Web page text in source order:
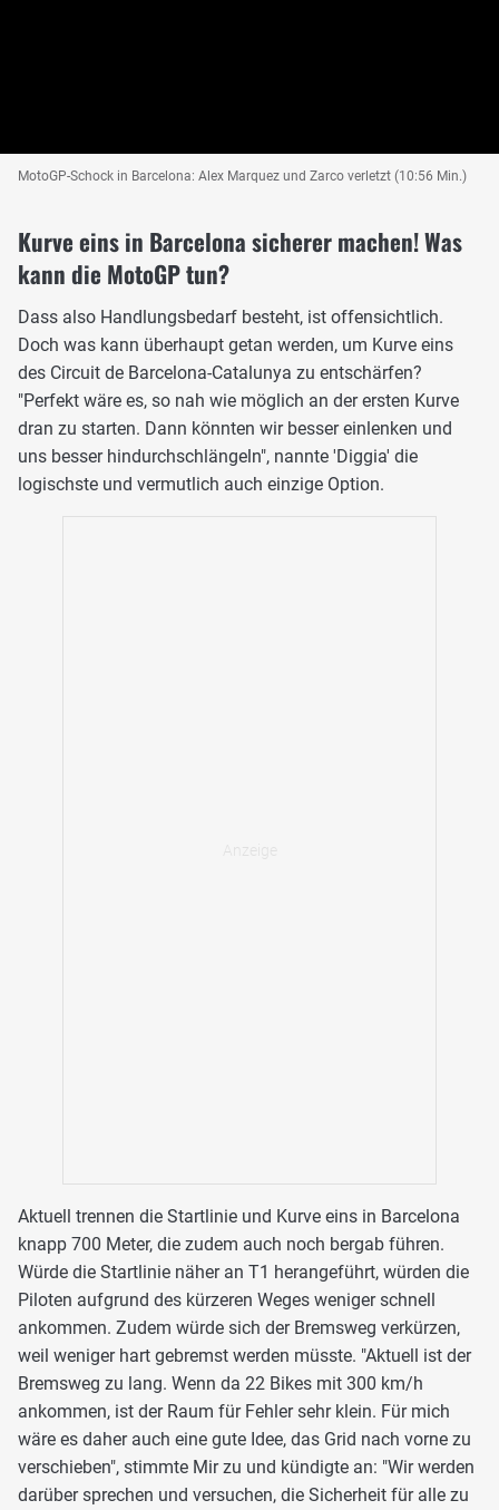
MotoGP-Schock in Barcelona: Alex Marquez und Zarco verletzt (10:56 Min.)
Kurve eins in Barcelona sicherer machen! Was
kann die MotoGP tun?
Dass also Handlungsbedarf besteht, ist offensichtlich.
Doch was kann überhaupt getan werden, um Kurve eins
des Circuit de Barcelona-Catalunya zu entschärfen?
"Perfekt wäre es, so nah wie möglich an der ersten Kurve
dran zu starten. Dann könnten wir besser einlenken und
uns besser hindurchschlängeln", nannte 'Diggia' die
logischste und vermutlich auch einzige Option.
Aktuell trennen die Startlinie und Kurve eins in Barcelona
knapp 700 Meter, die zudem auch noch bergab führen.
Würde die Startlinie näher an T1 herangeführt, würden die
Piloten aufgrund des kürzeren Weges weniger schnell
ankommen. Zudem würde sich der Bremsweg verkürzen,
weil weniger hart gebremst werden müsste. "Aktuell ist der
Bremsweg zu lang. Wenn da 22 Bikes mit 300 km/h
ankommen, ist der Raum für Fehler sehr klein. Für mich
wäre es daher auch eine gute Idee, das Grid nach vorne zu
verschieben", stimmte Mir zu und kündigte an: "Wir werden
darüber sprechen und versuchen, die Sicherheit für alle zu